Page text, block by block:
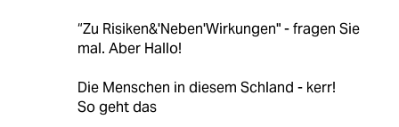
“Zu Risiken&'Neben'Wirkungen" - fragen Sie
mal. Aber Hallo!
Die Menschen in diesem Schland - kerr!
So geht das